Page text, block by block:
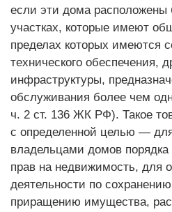
если эти дома расположены
участках, которые имеют
пределах которых имеются
технического обеспечения,
инфраструктуры,
обслуживания более чем
ч. 2 ст. 136 ЖК РФ). Такое
с определенной целью —
владельцами домов
прав на недвижимость, для
деятельности по
приращению имущества,